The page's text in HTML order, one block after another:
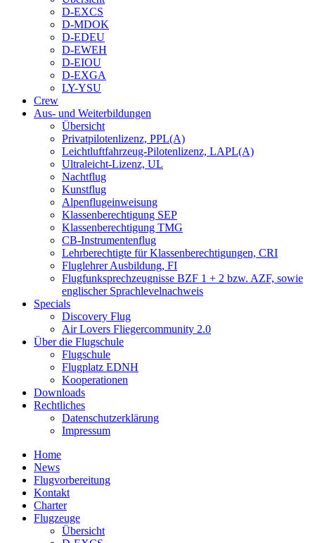
D-EXCS
D-MDOK
D-EDEU
D-EWEH
D-EIOU
D-EXGA
LY-YSU
Crew
Aus- und Weiterbildungen
Übersicht
Privatpilotenlizenz, PPL(A)
Leichtluftfahrzeug-Pilotenlizenz, LAPL(A)
Ultraleicht-Lizenz, UL
Nachtflug
Kunstflug
Alpenflugeinweisung
Klassenberechtigung SEP
Klassenberechtigung TMG
CB-Instrumentenflug
Lehrberechtigte für Klassenberechtigungen, CRI
Fluglehrer Ausbildung, FI
Flugfunksprechzeugnisse BZF 1 + 2 bzw. AZF, sowie
englischer Sprachlevelnachweis
Specials
Discovery Flug
Air Lovers Fliegercommunity 2.0
Über die Flugschule
Flugschule
Flugplatz EDNH
Kooperationen
Downloads
Rechtliches
Datenschutzerklärung
Impressum
Home
News
Flugvorbereitung
Kontakt
Charter
Flugzeuge
Übersicht